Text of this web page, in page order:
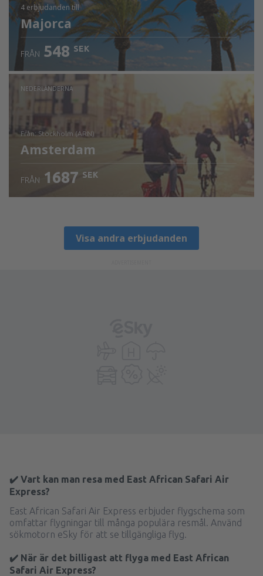
4 erbjudandentill
Majorca
FRÅN 548 SEK
NEDERLÄNDERNA
från: Stockholm (ARN)
Amsterdam
FRÅN 1687 SEK
Visa andra erbjudanden
✔️ Vart kan man resa med East African Safari Air
Express?
East African Safari Air Express erbjuder flygschema som
omfattar flygningar till många populära resmål. Använd
sökmotorn eSky för att se tillgängliga flyg.
✔️ När är det billigast att flyga med East African
Safari Air Express?